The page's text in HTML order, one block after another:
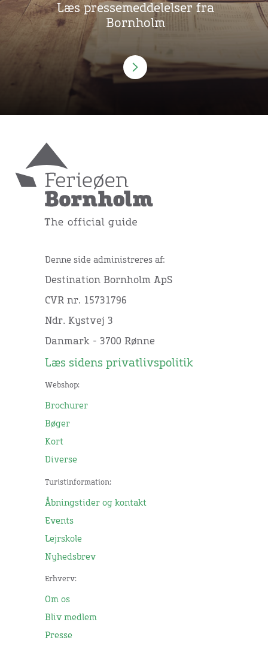
Læs pressemeddelelser fra
Bornholm
Denne side administreres af:
Destination Bornholm ApS
CVR nr. 15731796
Ndr. Kystvej 3
Danmark - 3700 Rønne
Læs sidens privatlivspolitik
Webshop:
Brochurer
Bøger
Kort
Diverse
Turistinformation:
Åbningstider og kontakt
Events
Lejrskole
Nyhedsbrev
Erhverv:
Om os
Bliv medlem
Presse